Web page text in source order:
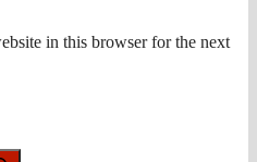
in this browser for the next